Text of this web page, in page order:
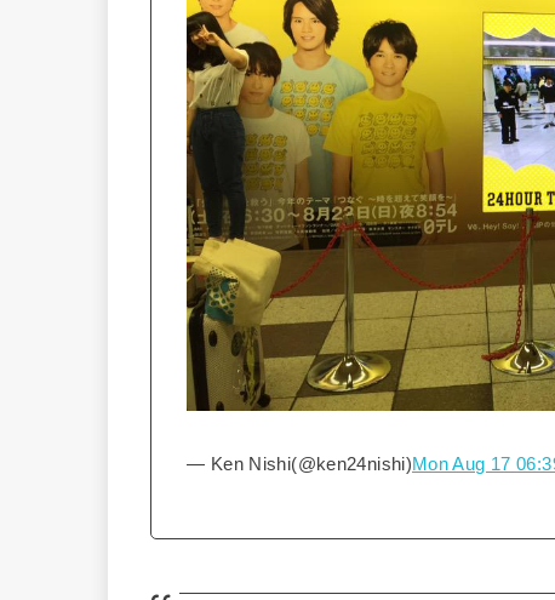
— Ken Nishi(@ken24nishi)Mon Aug 17